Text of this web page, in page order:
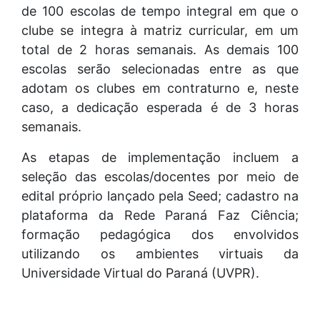
de 100 escolas de tempo integral em que o
clube se integra à matriz curricular, em um
total de 2 horas semanais. As demais 100
escolas serão selecionadas entre as que
adotam os clubes em contraturno e, neste
caso, a dedicação esperada é de 3 horas
semanais.
As etapas de implementação incluem a
seleção das escolas/docentes por meio de
edital próprio lançado pela Seed; cadastro na
plataforma da Rede Paraná Faz Ciência;
formação pedagógica dos envolvidos
utilizando os ambientes virtuais da
Universidade Virtual do Paraná (UVPR).